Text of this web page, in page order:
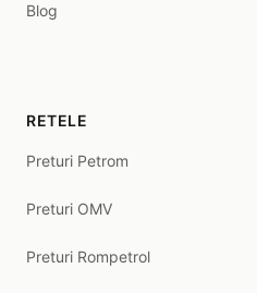
Blog
RETELE
Preturi Petrom
Preturi OMV
Preturi Rompetrol